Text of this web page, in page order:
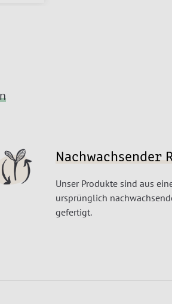
Nachwachsender
Unser Produkte sind aus
ursprünglich
gefertigt.